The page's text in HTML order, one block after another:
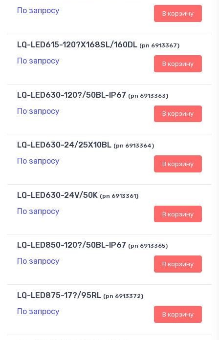
По запросу В корзину
LQ-LED615-120?X168SL/160DL (pn 6913367)
По запросу В корзину
LQ-LED630-120?/50BL-IP67 (pn 6913363)
По запросу В корзину
LQ-LED630-24/25X10BL (pn 6913364)
По запросу В корзину
LQ-LED630-24V/50K (pn 6913361)
По запросу В корзину
LQ-LED850-120?/50BL-IP67 (pn 6913365)
По запросу В корзину
LQ-LED875-17?/95RL (pn 6913372)
По запросу В корзину